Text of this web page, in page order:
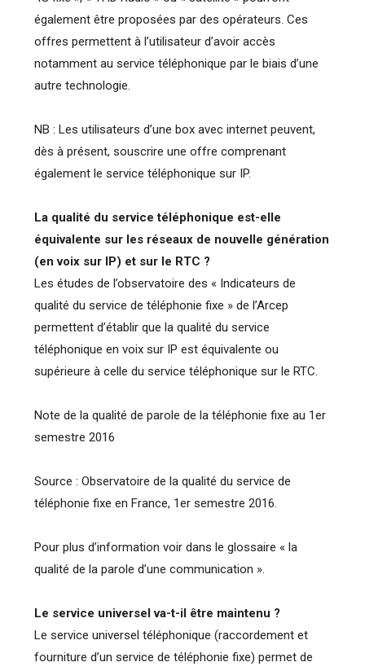
également être proposées par des opérateurs. Ces
offres permettent à l’utilisateur d’avoir accès
notamment au service téléphonique par le biais d’une
autre technologie.
NB : Les utilisateurs d’une box avec internet peuvent,
dès à présent, souscrire une offre comprenant
également le service téléphonique sur IP.
La qualité du service téléphonique est-elle
équivalente sur les réseaux de nouvelle génération
(en voix sur IP) et sur le RTC ?
Les études de l’observatoire des « Indicateurs de
qualité du service de téléphonie fixe » de l’Arcep
permettent d’établir que la qualité du service
téléphonique en voix sur IP est équivalente ou
supérieure à celle du service téléphonique sur le RTC.
Note de la qualité de parole de la téléphonie fixe au 1er
semestre 2016
Source : Observatoire de la qualité du service de
téléphonie fixe en France, 1er semestre 2016.
Pour plus d’information voir dans le glossaire « la
qualité de la parole d’une communication ».
Le service universel va-t-il être maintenu ?
Le service universel téléphonique (raccordement et
fourniture d’un service de téléphonie fixe) permet de